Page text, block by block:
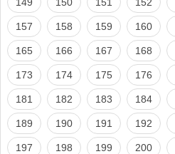
157 158 159 160
165 166 167 168
173 174 175 176
181 182 183 184
189 190 191 192
197 198 199 200